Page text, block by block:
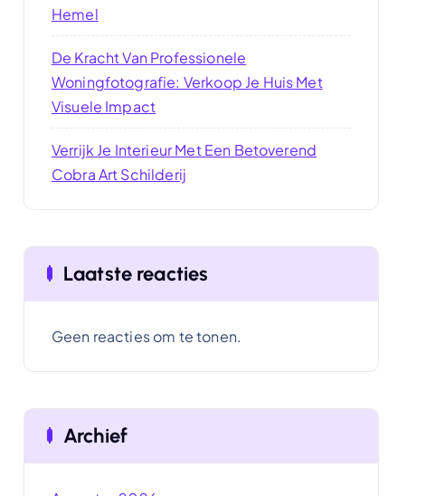
Hemel
De Kracht Van Professionele
Woningfotografie: Verkoop Je Huis Met
Visuele Impact
Verrijk Je Interieur Met Een Betoverend
Cobra Art Schilderij
Laatste reacties
Geen reacties om te tonen.
Archief